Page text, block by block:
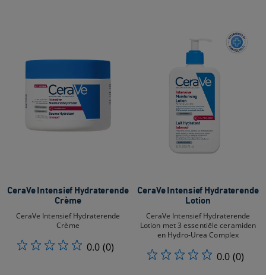
CeraVe Intensief Hydraterende
Crème
CeraVe Intensief Hydraterende
Crème
0.0 (0)
CeraVe Intensief Hydraterende
Lotion
CeraVe Intensief Hydraterende
Lotion met 3 essentiële ceramiden
en Hydro-Urea Complex
0.0 (0)